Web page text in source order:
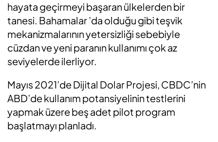
hayata geçirmeyi başaran ülkelerden bir
tanesi. Bahamalar ’da olduğu gibi teşvik
mekanizmalarının yetersizliği sebebiyle
cüzdan ve yeni paranın kullanımı çok az
seviyelerde ilerliyor.
Mayıs 2021’de Dijital Dolar Projesi, CBDC’nin
ABD’de kullanım potansiyelinin testlerini
yapmak üzere beş adet pilot program
başlatmayı planladı.